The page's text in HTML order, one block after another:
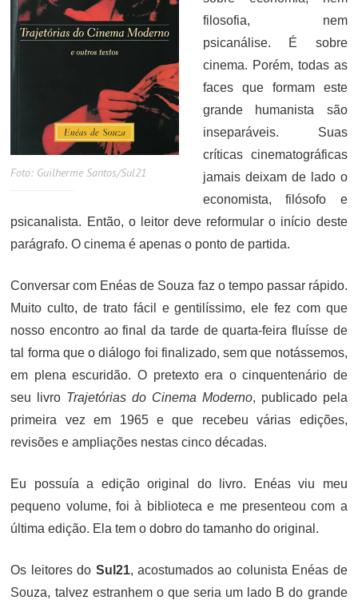
Foto: Guilherme Santos/Sul21
filosofia, nem
psicanálise. É sobre
cinema. Porém, todas as
faces que formam este
grande humanista são
inseparáveis. Suas
críticas cinematográficas
jamais deixam de lado o
economista, filósofo e
psicanalista. Então, o leitor deve reformular o início deste
parágrafo. O cinema é apenas o ponto de partida.
Conversar com Enéas de Souza faz o tempo passar rápido.
Muito culto, de trato fácil e gentilíssimo, ele fez com que
nosso encontro ao final da tarde de quarta-feira fluísse de
tal forma que o diálogo foi finalizado, sem que notássemos,
em plena escuridão. O pretexto era o cinquentenário de
seu livro Trajetórias do Cinema Moderno, publicado pela
primeira vez em 1965 e que recebeu várias edições,
revisões e ampliações nestas cinco décadas.
Eu possuía a edição original do livro. Enéas viu meu
pequeno volume, foi à biblioteca e me presenteou com a
última edição. Ela tem o dobro do tamanho do original.
Os leitores do Sul21, acostumados ao colunista Enéas de
Souza, talvez estranhem o que seria um lado B do grande